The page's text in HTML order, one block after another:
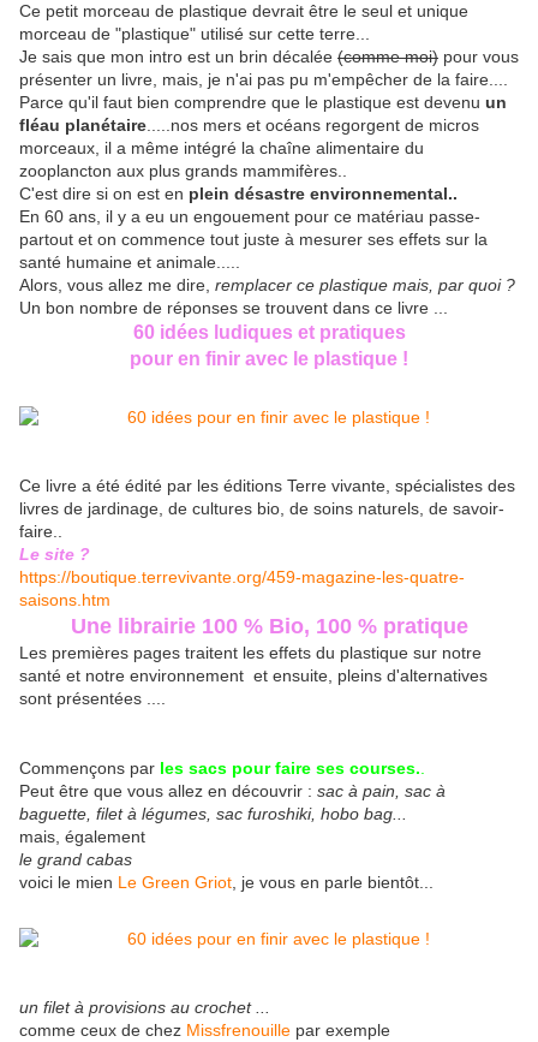
Ce petit morceau de plastique devrait être le seul et unique
morceau de "plastique" utilisé sur cette terre...
Je sais que mon intro est un brin décalée (comme moi) pour vous
présenter un livre, mais, je n'ai pas pu m'empêcher de la faire....
Parce qu'il faut bien comprendre que le plastique est devenu un
fléau planétaire .....nos mers et océans regorgent de micros
morceaux, il a même intégré la chaîne alimentaire du
zooplancton aux plus grands mammifères..
C'est dire si on est en plein désastre environnemental..
En 60 ans, il y a eu un engouement pour ce matériau passe-
partout et on commence tout juste à mesurer ses effets sur la
santé humaine et animale.....
Alors, vous allez me dire, remplacer ce plastique mais, par quoi ?
Un bon nombre de réponses se trouvent dans ce livre ...
60 idées ludiques et pratiques
pour en finir avec le plastique !
Ce livre a été édité par les éditions Terre vivante, spécialistes des
livres de jardinage, de cultures bio, de soins naturels, de savoir-
faire..
Le site ?
https://boutique.terrevivante.org/459-magazine-les-quatre-
saisons.htm
Une librairie 100 % Bio, 100 % pratique
Les premières pages traitent les effets du plastique sur notre
santé et notre environnement et ensuite, pleins d'alternatives
sont présentées ....
Commençons par les sacs pour faire ses courses.
Peut être que vous allez en découvrir : sac à pain, sac à
baguette, filet à légumes, sac furoshiki, hobo bag...
mais, également
le grand cabas
voici le mien Le Green Griot , je vous en parle bientôt...
un filet à provisions au crochet ...
comme ceux de chez Missfrenouille par exemple